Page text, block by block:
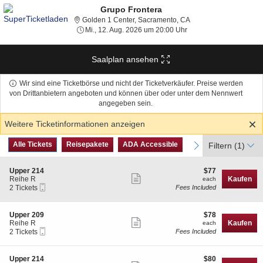
Grupo Frontera
Golden 1 Center, Sacramento, CAGolden 1 Center,
Mi., 12. Aug. 2026 um 20:00 UhrMi., 12. Aug. 2026 um
Saalplan ansehen
Wir sind eine Ticketbörse und nicht der Ticketverkäufer. Preise werden
von Drittanbietern angeboten und können über oder unter dem Nennwert
angegeben sein.
Weitere Ticketinformationen anzeigen
Art
des
previous
Alle Tickets
Alle Tickets Reisepakete
Reisepakete ADA Accessible
ADA Accessible next
Filtern (1)
S
e
c
i
o
n
U
p
p
r
Upper 214
Reihe R
2
available
2 Tickets
Ticketinformationen
anzeigen
$77
each
$77
each
Fees Included
Kaufen
S
e
c
i
o
Upper 209
Reihe R
2
available
2 Tickets
Ticketinformationen
anzeigen
$78
each
$78
each
Fees Included
Kaufen
S
Upper 214
$80
$80